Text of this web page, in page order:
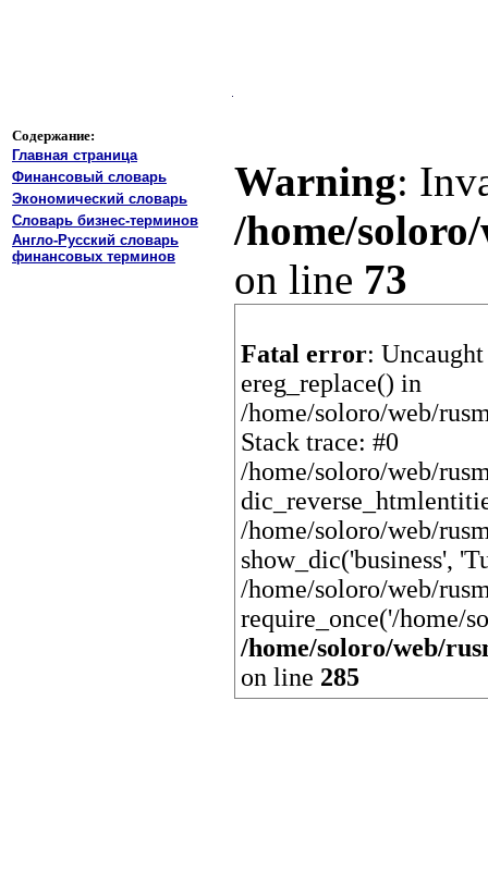
Содержание:
Главная страница
Финансовый словарь
Экономический словарь
Словарь бизнес-терминов
Англо-Русский словарь
финансовых терминов
Warning:
/home/
on line 73
Fatal error:
ereg_replace() in
/home/soloro/web/
Stack trace: #0
/home/soloro/web/
/home/soloro/web/
show_dic('business',
/home/soloro/web/
require_once('/home/
/home/soloro/web/
on line 285